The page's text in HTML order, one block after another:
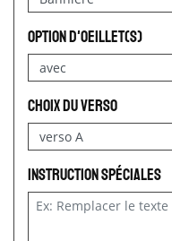
option d'oeillet(s)
choix du verso
Instruction spéciales